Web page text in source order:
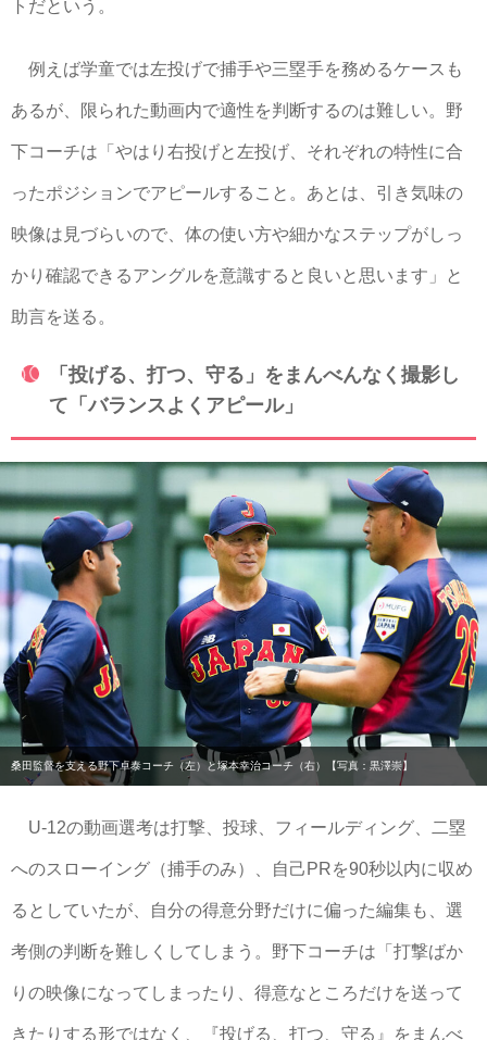
トだという。
例えば学童では左投げで捕手や三塁手を務めるケースも
あるが、限られた動画内で適性を判断するのは難しい。野
下コーチは「やはり右投げと左投げ、それぞれの特性に合
ったポジションでアピールすること。あとは、引き気味の
映像は見づらいので、体の使い方や細かなステップがしっ
かり確認できるアングルを意識すると良いと思います」と
助言を送る。
「投げる、打つ、守る」をまんべんなく撮影し
て「バランスよくアピール」
桑田監督を支える野下卓泰コーチ（左）と塚本幸治コーチ（右）【写真：黒澤崇】
U-12の動画選考は打撃、投球、フィールディング、二塁
へのスローイング（捕手のみ）、自己PRを90秒以内に収め
るとしていたが、自分の得意分野だけに偏った編集も、選
考側の判断を難しくしてしまう。野下コーチは「打撃ばか
りの映像になってしまったり、得意なところだけを送って
きたりする形ではなく、『投げる、打つ、守る』をまんべ